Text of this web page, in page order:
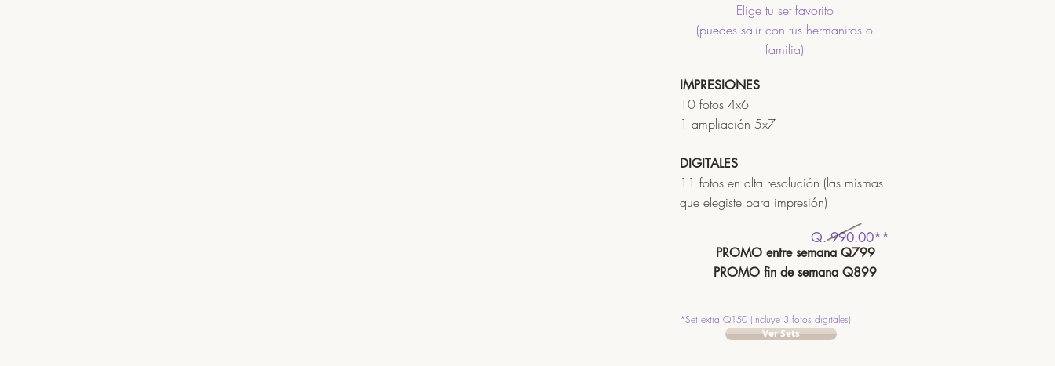
Elige tu set favorito
(puedes salir con tus hermanitos o
familia)
IMPRESIONES
10 fotos 4x6
1 ampliación 5x7
DIGITALES
11 fotos en alta resolución (las mismas
que elegiste para impresión)
Q. 990.00**
*Set extra Q150 (incluye 3 fotos digitales)
Ver Sets
PROMO entre semana Q799
PROMO fin de semana Q899